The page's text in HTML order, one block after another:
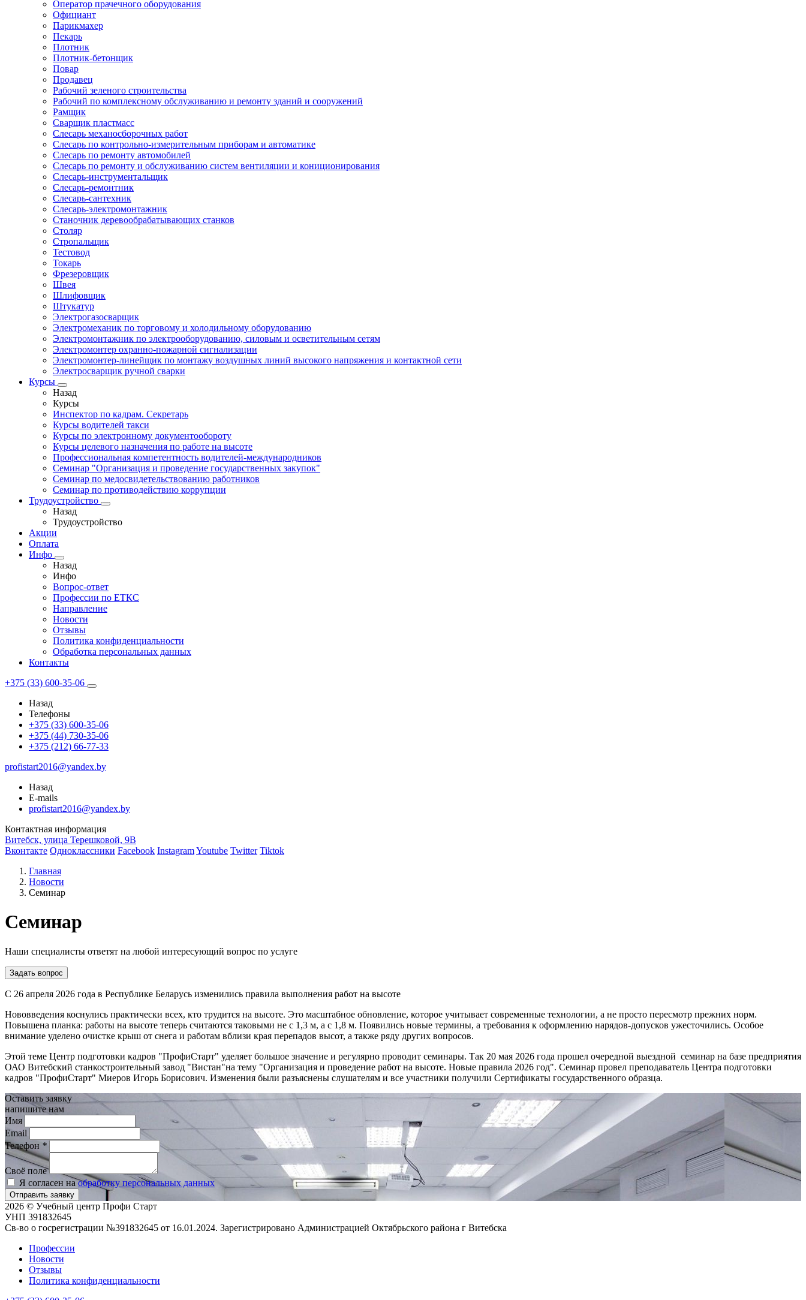
Оператор прачечного оборудования
Официант
Парикмахер
Пекарь
Плотник
Плотник-бетонщик
Повар
Продавец
Рабочий зеленого строительства
Рабочий по комплексному обслуживанию и ремонту зданий и сооружений
Рамщик
Сварщик пластмасс
Слесарь механосборочных работ
Слесарь по контрольно-измерительным приборам и автоматике
Слесарь по ремонту автомобилей
Слесарь по ремонту и обслуживанию систем вентиляции и кониционирования
Слесарь-инструментальщик
Слесарь-ремонтник
Слесарь-сантехник
Слесарь-электромонтажник
Станочник деревообрабатывающих станков
Столяр
Стропальщик
Тестовод
Токарь
Фрезеровщик
Швея
Шлифовщик
Штукатур
Электрогазосварщик
Электромеханик по торговому и холодильному оборудованию
Электромонтажник по электрооборудованию, силовым и осветительным сетям
Электромонтер охранно-пожарной сигнализации
Электромонтер-линейщик по монтажу воздушных линий высокого напряжения и контактной сети
Электросварщик ручной сварки
Курсы
Назад
Курсы
Инспектор по кадрам. Секретарь
Курсы водителей такси
Курсы по электронному документообороту
Курсы целевого назначения по работе на высоте
Профессиональная компетентность водителей-международников
Семинар "Организация и проведение государственных закупок"
Семинар по медосвидетельствованию работников
Семинар по противодействию коррупции
Трудоустройство
Назад
Трудоустройство
Акции
Оплата
Инфо
Назад
Инфо
Вопрос-ответ
Профессии по ЕТКС
Направление
Новости
Отзывы
Политика конфиденциальности
Обработка персональных данных
Контакты
+375 (33) 600-35-06
Назад
Телефоны
+375 (33) 600-35-06
+375 (44) 730-35-06
+375 (212) 66-77-33
profistart2016@yandex.by
Назад
E-mails
profistart2016@yandex.by
Контактная информация
Витебск, улица Терешковой, 9В
Вконтакте Одноклассники Facebook InstagramYoutube Twitter Tiktok
Главная
Новости
Семинар
Семинар
Наши специалисты ответят на любой интересующий вопрос по услуге
Задать вопрос
С 26 апреля 2026 года в Республике Беларусь изменились правила выполнения работ на высоте
Нововведения коснулись практически всех, кто трудится на высоте. Это масштабное обновление, которое учитывает современные технологии, а не просто пересмотр прежних норм.
Повышена планка: работы на высоте теперь считаются таковыми не с 1,3 м, а с 1,8 м. Появились новые термины, а требования к оформлению нарядов-допусков ужесточились. Особое
внимание уделено очистке крыш от снега и работам вблизи края перепадов высот, а также ряду других вопросов.
Этой теме Центр подготовки кадров "ПрофиСтарт" уделяет большое значение и регулярно проводит семинары. Так 20 мая 2026 года прошел очередной выездной семинар на базе предприятия
ОАО Витебский станкостроительный завод "Вистан"на тему "Организация и проведение работ на высоте. Новые правила 2026 год". Семинар провел преподаватель Центра подготовки
кадров "ПрофиСтарт" Миеров Игорь Борисович. Изменения были разъяснены слушателям и все участники получили Сертификаты государственного образца.
Оставить заявку
напишите нам
Имя
Email
Телефон *
Своё поле
Я согласен наобработку персональных данных
Отправить заявку
2026 © Учебный центр Профи Старт
УНП 391832645
Св-во о госрегистрации №391832645 от 16.01.2024. Зарегистрировано Администрацией Октябрьского района г Витебска
Профессии
Новости
Отзывы
Политика конфиденциальности